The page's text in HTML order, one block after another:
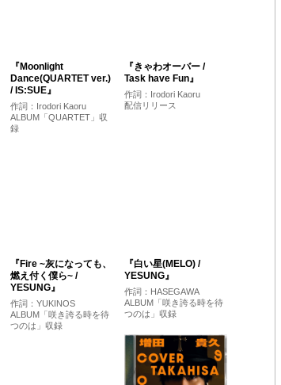
『Moonlight
Dance(QUARTET ver.)
/ IS:SUE』
作詞：Irodori Kaoru
ALBUM「QUARTET」収
録
『きゃわオーバー /
Task have Fun』
作詞：Irodori Kaoru
配信リリース
『Fire ~灰になっても、
燃え付く僕ら~ /
YESUNG』
作詞：YUKINOS
ALBUM「咲き誇る時を待
つのは」収録
『白い星(MELO) /
YESUNG』
作詞：HASEGAWA
ALBUM「咲き誇る時を待
つのは」収録